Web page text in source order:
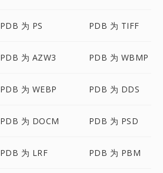
PDB 为 PS PDB 为 TIFF
PDB 为 AZW3 PDB 为 WBMP
PDB 为 WEBP PDB 为 DDS
PDB 为 DOCM PDB 为 PSD
PDB 为 LRF PDB 为 PBM